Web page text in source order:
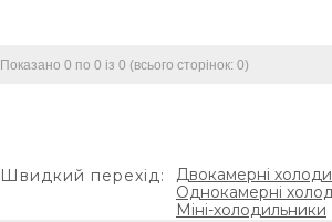
холодильники з нижньою
камерою
холодильники з верхньою
Показано 0 по 0 із 0 (всього сторінок: 0)
Швидкий перехід:
Двокамерні
Однокамерні
Міні-холодильники